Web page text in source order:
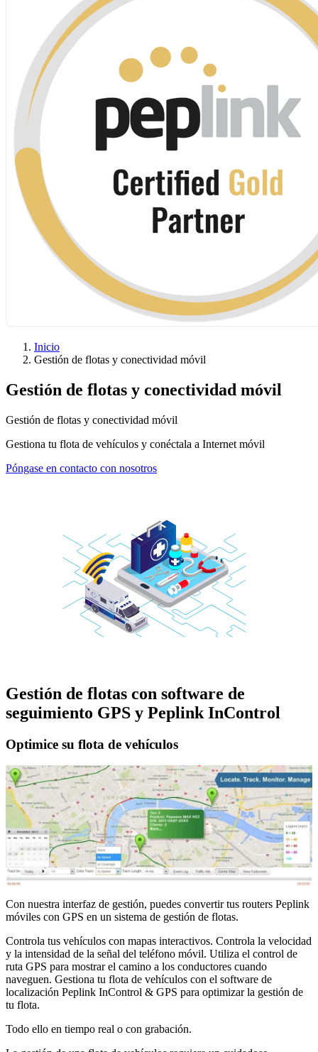
Inicio
Gestión de flotas y conectividad móvil
Gestión de flotas y conectividad móvil
Gestión de flotas y conectividad móvil
Gestiona tu flota de vehículos y conéctala a Internet móvil
Póngase en contacto con nosotros
Gestión de flotas con software de
seguimiento GPS y Peplink InControl
Optimice su flota de vehículos
Con nuestra interfaz de gestión, puedes convertir tus routers Peplink
móviles con GPS en un sistema de gestión de flotas.
Controla tus vehículos con mapas interactivos. Controla la velocidad
y la intensidad de la señal del teléfono móvil. Utiliza el control de
ruta GPS para mostrar el camino a los conductores cuando
naveguen. Gestiona tu flota de vehículos con el software de
localización Peplink InControl & GPS para optimizar la gestión de
tu flota.
Todo ello en tiempo real o con grabación.